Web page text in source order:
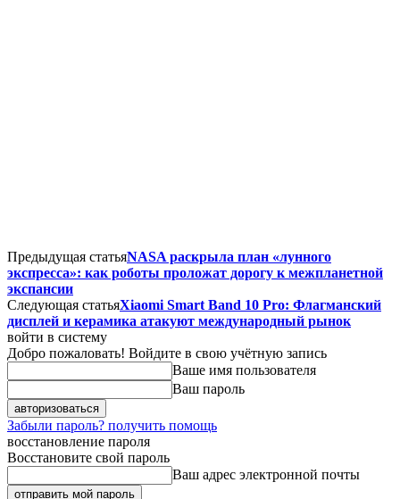
Предыдущая статьяNASA раскрыла план «лунного
экспресса»: как роботы проложат дорогу к межпланетной
экспансии
Следующая статьяXiaomi Smart Band 10 Pro: Флагманский
дисплей и керамика атакуют международный рынок
войти в систему
Добро пожаловать! Войдите в свою учётную запись
Ваше имя пользователя
Ваш пароль
Забыли пароль? получить помощь
восстановление пароля
Восстановите свой пароль
Ваш адрес электронной почты